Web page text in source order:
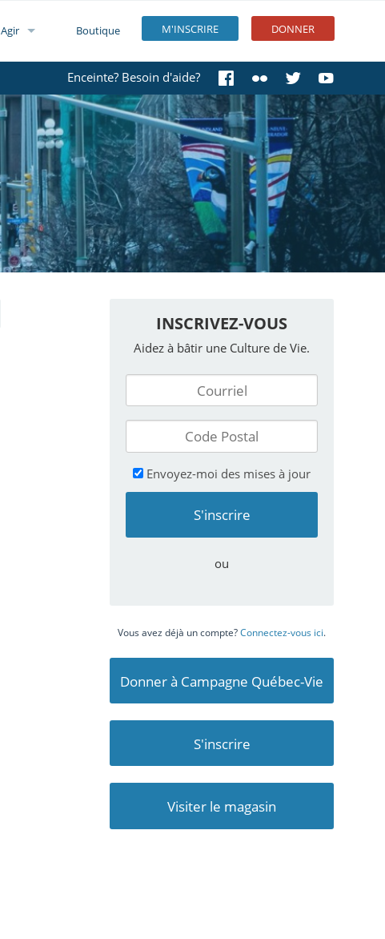
M'INSCRIRE DONNER
Agir Boutique
Enceinte? Besoin d'aide?
INSCRIVEZ-VOUS
Aidez à bâtir une Culture de Vie.
Envoyez-moi des mises à jour
ou
Vous avez déjà un compte?Connectez-vous ici.
Donner à Campagne Québec-Vie
S'inscrire
Visiter le magasin